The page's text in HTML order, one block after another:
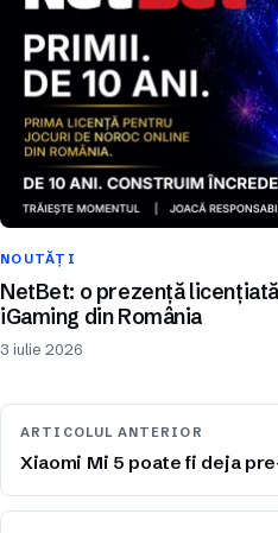
NOUTĂȚI
NetBet: o prezență
iGaming din România
3 iulie 2026
ARTICOLUL ANTERIOR
Xiaomi Mi 5 poate fi deja